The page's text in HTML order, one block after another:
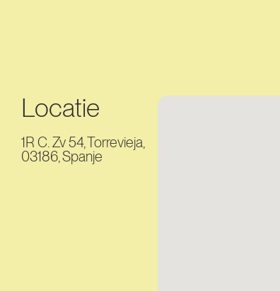
Locatie
1R C. Zv 54, Torrevieja,
03186, Spanje